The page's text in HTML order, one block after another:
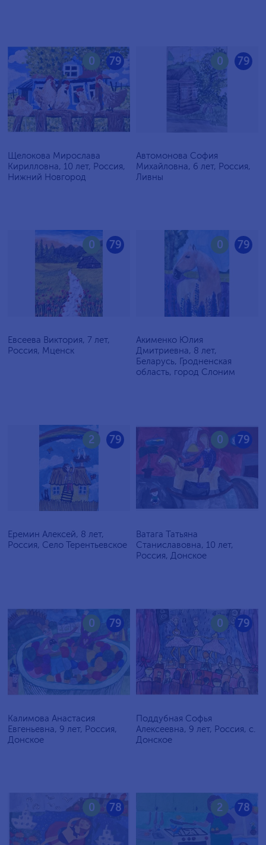
79
0
Щелокова Мирослава
Кирилловна, 10 лет, Россия,
Нижний Новгород
79
0
Автомонова София
Михайловна, 6 лет, Россия,
Ливны
79
0
Евсеева Виктория, 7 лет,
Россия, Мценск
79
0
Акименко Юлия
Дмитриевна, 8 лет,
Беларусь, Гродненская
область, город Слоним
79
2
Еремин Алексей, 8 лет,
Россия, Село Терентьевское
79
0
Ватага Татьяна
Станиславовна, 10 лет,
Россия, Донское
79
0
Калимова Анастасия
Евгеньевна, 9 лет, Россия,
Донское
79
0
Поддубная Софья
Алексеевна, 9 лет, Россия, с.
Донское
78
0 78
2